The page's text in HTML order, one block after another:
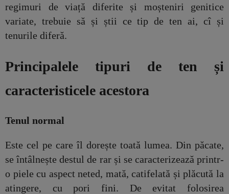
regimuri de viață diferite și moșteniri genitice
variate, trebuie să și știi ce tip de ten ai, cî și
tenurile diferă.
Principalele tipuri de ten și
caracteristicele acestora
Tenul normal
Este cel pe care îl dorește toată lumea. Din păcate,
se întâlnește destul de rar și se caracterizează printr-
o piele cu aspect neted, mată, catifelată și plăcută la
atingere, cu pori fini. De evitat folosirea